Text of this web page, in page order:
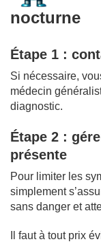
nocturne
Étape 1 :
Si nécessaire,
médecin
diagnostic.
Étape 2 :
présente
Pour limiter les
simplement
sans danger et
Il faut à tout prix